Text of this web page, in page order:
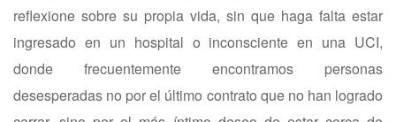
reflexione sobre su propia vida, sin que haga falta estar
ingresado en un hospital o inconsciente en una UCI,
donde frecuentemente encontramos personas
desesperadas no por el último contrato que no han logrado